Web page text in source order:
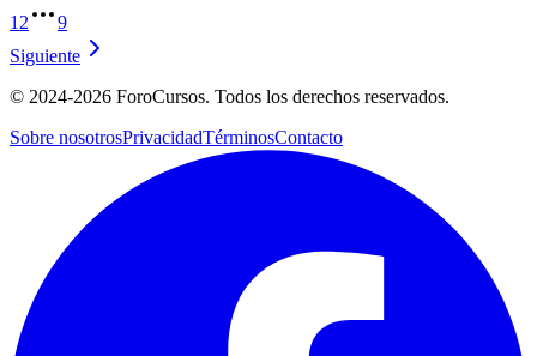
1 2
9
Siguiente
© 2024-2026 ForoCursos. Todos los derechos reservados.
Sobre nosotrosPrivacidadTérminosContacto